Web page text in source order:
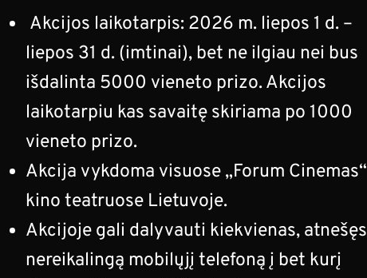
Akcijos laikotarpis: 2026 m. liepos 1 d. –
liepos 31 d. (imtinai), bet ne ilgiau nei bus
išdalinta 5000 vieneto prizo. Akcijos
laikotarpiu kas savaitę skiriama po 1000
vieneto prizo.
Akcija vykdoma visuose „Forum Cinemas“
kino teatruose Lietuvoje.
Akcijoje gali dalyvauti kiekvienas, atnešęs
nereikalingą mobilųjį telefoną į bet kurį